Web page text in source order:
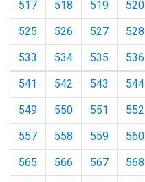
517 518 519 520
525
526 527 528
533
534 535 536
541
542 543 544
549
550 551 552
557
558 559 560
565
566 567 568